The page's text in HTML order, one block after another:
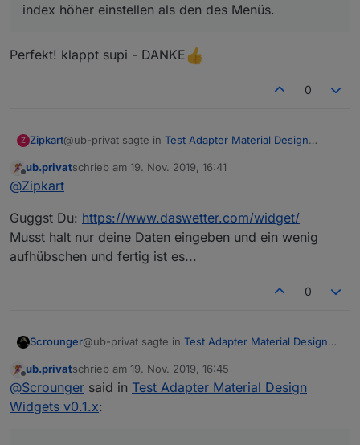
index höher einstellen als den des Menüs.
Perfekt! klappt supi - DANKE
0
Z Zipkart@ub-privat sagte in Test Adapter Material Design
Guten Morgen.
Darf man mal fragen, wo die schönen Wetter icons
herkommen.? Ich hab mal nach Meteored gegoogelt
Offline
ub.privatschrieb am 19. Nov. 2019, 16:41
zuletzt editiert von
@Zipkart
Guggst Du: https://www.daswetter.com/widget/
Musst halt nur deine Daten eingeben und ein wenig
aufhübschen und fertig ist es...
0
Scrounger@ub-privat sagte in Test Adapter Material Design
Offline
ub.privatschrieb am 19. Nov. 2019, 16:45
zuletzt editiert von
@Scrounger said in Test Adapter Material Design
Widgets v0.1.x: